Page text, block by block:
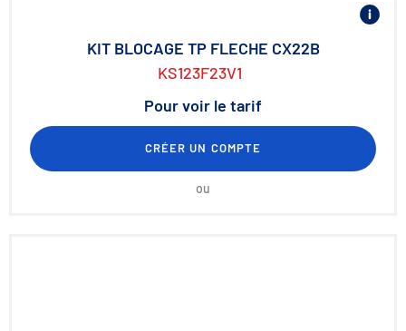
KIT BLOCAGE TP FLECHE CX22B
KS123F23V1
Pour voir le tarif
CRÉER UN COMPTE
ou